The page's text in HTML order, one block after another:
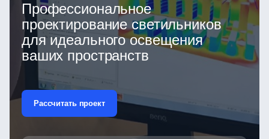
Профессиональное
проектирование светильников
для идеального освещения
ваших пространств
Рассчитать проект